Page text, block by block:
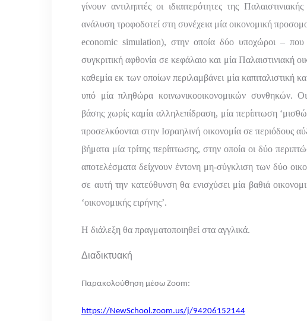
γίνουν αντιληπτές οι ιδιαιτερότητες της
ανάλυση τροφοδοτεί στη συνέχεια μία οικονομική
economic simulation), στην οποία δύο υποχώροι – που
συγκριτική αφθονία σε κεφάλαιο και μία Παλαιστινιακή
καθεμία εκ των οποίων περιλαμβάνει μία καπιταλιστική
υπό μία πληθώρα κοινωνικοοικονομικών συνθηκών.
βάσης χωρίς καμία αλληλεπίδραση, μία περίπτωση
προσελκύονται στην Ισραηλινή οικονομία σε περιόδους
βήματα μία τρίτης περίπτωσης, στην οποία οι δύο
αποτελέσματα δείχνουν έντονη μη-σύγκλιση των δύο
σε αυτή την κατεύθυνση θα ενισχύσει μία βαθιά
‘οικονομικής ειρήνης’.
Η διάλεξη θα πραγματοποιηθεί στα αγγλικά.
Διαδικτυακή
Παρακολούθηση μέσω Zoom:
https://NewSchool.zoom.us/j/94206152144